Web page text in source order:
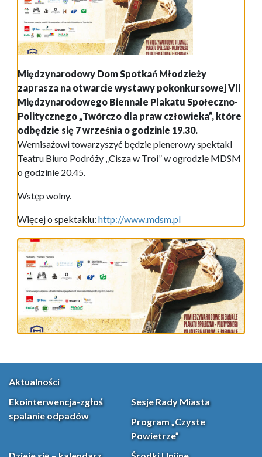
Międzynarodowy Dom Spotkań Młodzieży
zaprasza na otwarcie wystawy pokonkursowej VII
Międzynarodowego Biennale Plakatu Społeczno-
Politycznego „Twórczo dla praw człowieka”, które
odbędzie się 7 września o godzinie 19.30.
Wernisażowi towarzyszyć będzie plenerowy spektakl
Teatru Biuro Podróży „Cisza w Troi” w ogrodzie MDSM
o godzinie 20.45.
Wstęp wolny.
Więcej o spektaklu: http://www.mdsm.pl
Aktualności
Ekointerwencja-zgłoś
spalanie odpadów
Sesje Rady Miasta
Program „Czyste
Powietrze”